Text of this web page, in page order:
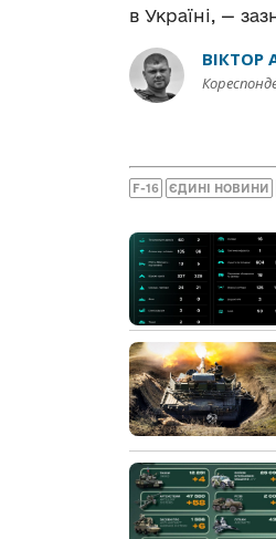
в Україні, —
ВІКТОР
F-16 ЄДИНІ НОВИНИ